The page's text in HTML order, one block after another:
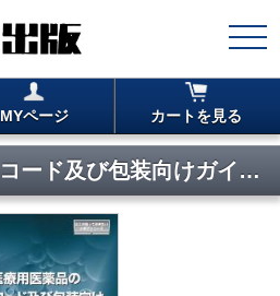
MYページ カートを見る
医療用医薬品のバーコード及び包装向けガイドブック